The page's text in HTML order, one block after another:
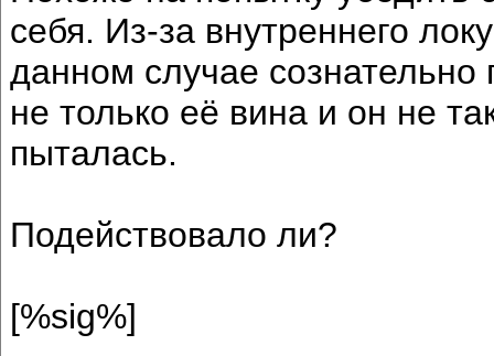
себя. Из-за внутреннего
данном случае сознательно
не только её вина и он не
пыталась.
Подействовало ли?
[%sig%]